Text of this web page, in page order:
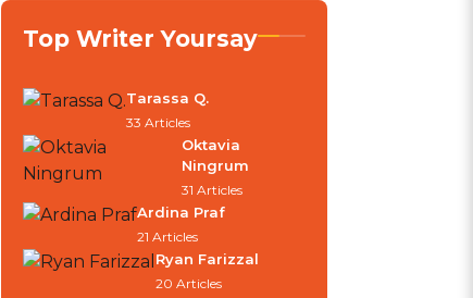
Top Writer Yoursay
Tarassa Q.
33 Articles
Oktavia
Ningrum
31 Articles
Ardina Praf
21 Articles
Ryan Farizzal
20 Articles